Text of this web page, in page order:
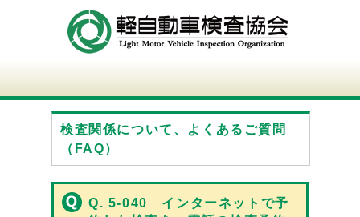
検査関係について、よくあるご質問
（FAQ）
Q. 5-040 インターネットで予